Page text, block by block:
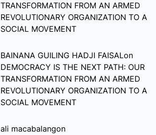
TRANSFORMATION FROM AN ARMED
REVOLUTIONARY ORGANIZATION TO A
SOCIAL MOVEMENT
BAINANA GUILING HADJI FAISALon
DEMOCRACY IS THE NEXT PATH: OUR
TRANSFORMATION FROM AN ARMED
REVOLUTIONARY ORGANIZATION TO A
SOCIAL MOVEMENT
ali macabalangon